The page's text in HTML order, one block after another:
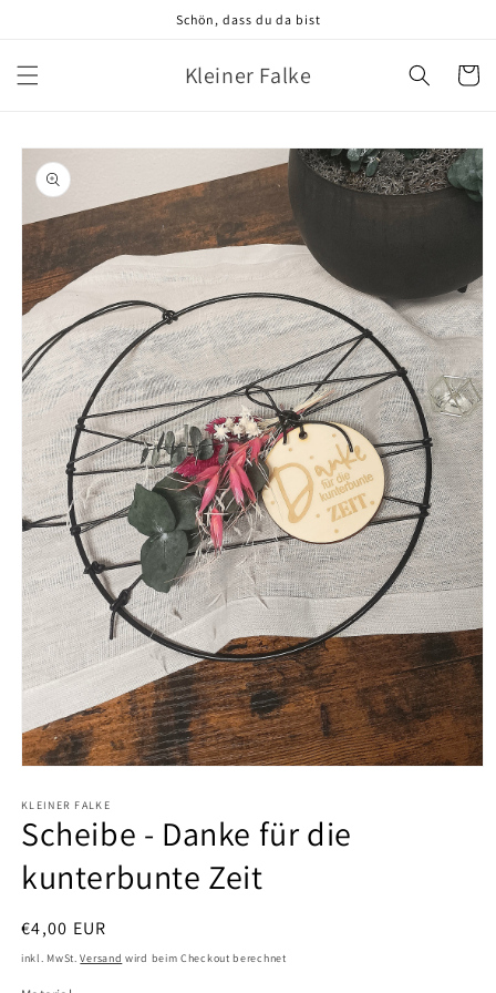
Schön, dass du da bist
Kleiner Falke
in
Modal
öffnen
KLEINER FALKE
Scheibe - Danke für die
kunterbunte Zeit
Normaler
Preis
€4,00 EUR
inkl. MwSt.Versand wird beim Checkout berechnet